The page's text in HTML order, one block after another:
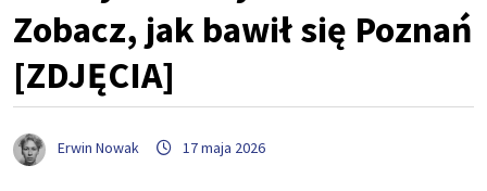
Zobacz, jak bawił się Poznań
[ZDJĘCIA]
Erwin Nowak 17 maja 2026